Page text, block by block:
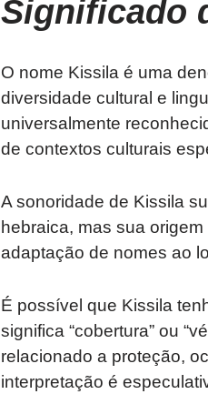
Significado
O nome Kissila é uma
diversidade cultural e
universalmente
de contextos culturais
A sonoridade de Kissila
hebraica, mas sua
adaptação de nomes ao
É possível que Kissila
significa “cobertura” ou
relacionado a proteção,
interpretação é